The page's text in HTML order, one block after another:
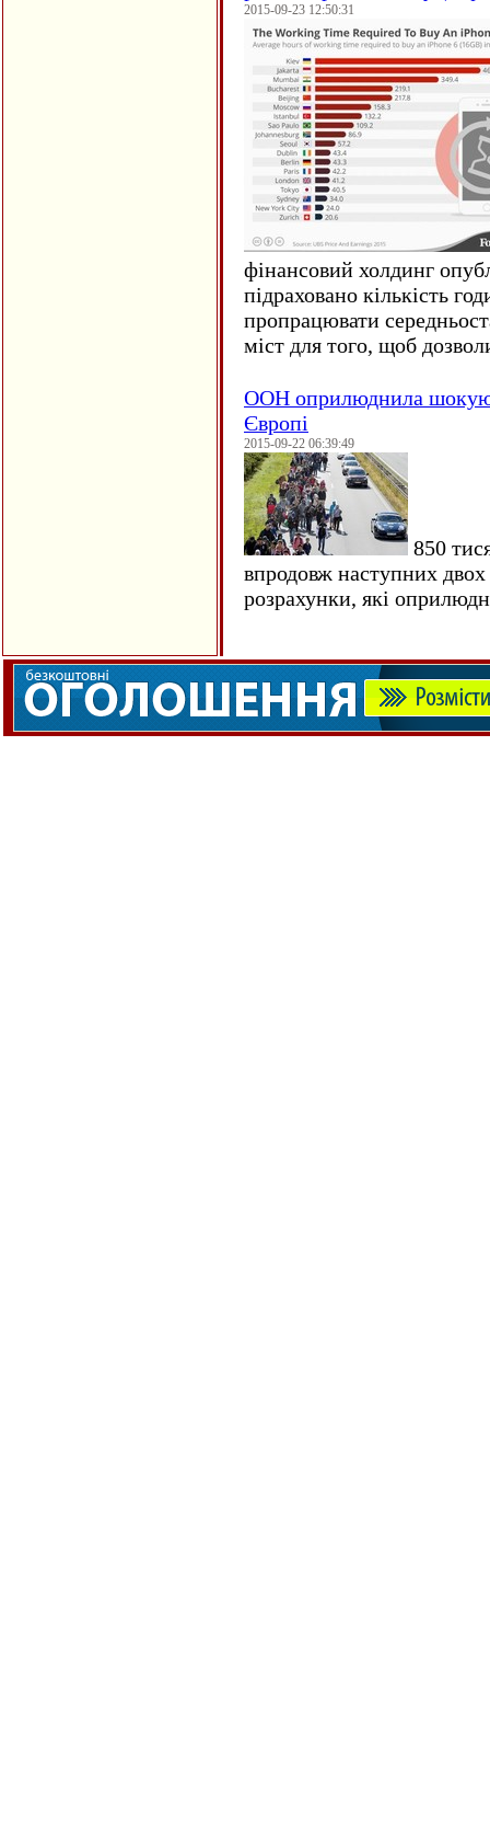
2015-09-23 12:50:31
фінансовий холдинг
підраховано кількість
пропрацювати
міст для того, щоб
ООН оприлюднила
Європі
2015-09-22 06:39:49
850
впродовж наступних
розрахунки, які